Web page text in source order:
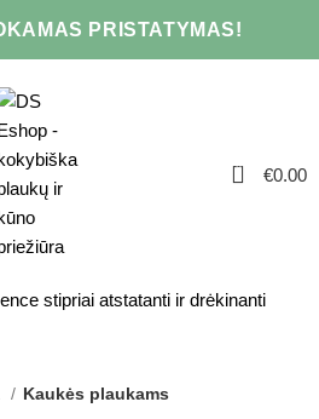
PRISTATYMAS!
0 €0.00
Kaukės plaukams